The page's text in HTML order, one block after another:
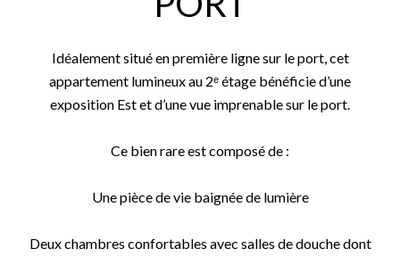
Idéalement situé en première ligne sur le port, cet
appartement lumineux au 2ᵉ étage bénéficie d’une
exposition Est et d’une vue imprenable sur le port.
Ce bien rare est composé de :
Une pièce de vie baignée de lumière
Deux chambres confortables avec salles de douche dont